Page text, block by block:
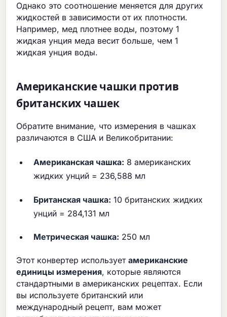
Однако это соотношение меняется для других
жидкостей в зависимости от их плотности.
Например, мед плотнее воды, поэтому 1
жидкая унция меда весит больше, чем 1
жидкая унция воды.
Американские чашки против
британских чашек
Обратите внимание, что измерения в чашках
различаются в США и Великобритании:
Американская чашка: 8 американских
жидких унций = 236,588 мл
Британская чашка: 10 британских жидких
унций = 284,131 мл
Метрическая чашка: 250 мл
Этот конвертер используетамериканские
единицы измерения, которые являются
стандартными в американских рецептах. Если
вы используете британский или
международный рецепт, вам может